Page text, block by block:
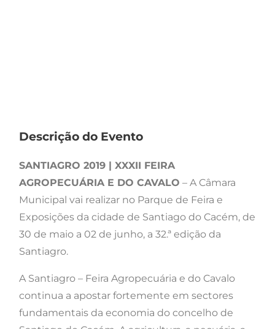
Descrição do Evento
SANTIAGRO 2019 | XXXII FEIRA
AGROPECUÁRIA E DO CAVALO – A Câmara
Municipal vai realizar no Parque de Feira e
Exposições da cidade de Santiago do Cacém, de
30 de maio a 02 de junho, a 32.ª edição da
Santiagro.
A Santiagro – Feira Agropecuária e do Cavalo
continua a apostar fortemente em sectores
fundamentais da economia do concelho de